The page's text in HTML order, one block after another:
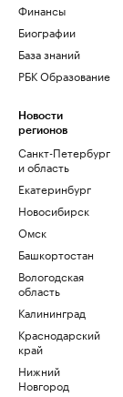
Финансы
Биографии
База знаний
РБК Образование
Новости
регионов
Санкт-Петербург
и область
Екатеринбург
Новосибирск
Омск
Башкортостан
Вологодская
область
Калининград
Краснодарский
край
Нижний
Новгород